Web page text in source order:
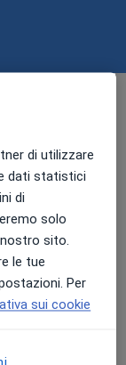
il
di utilizzare
dati statistici
di
solo
sito.
le tue
Per
sui cookie